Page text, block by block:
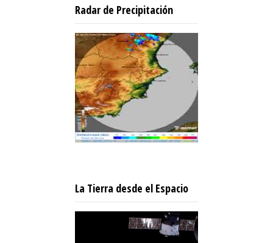
Radar de Precipitación
La Tierra desde el Espacio